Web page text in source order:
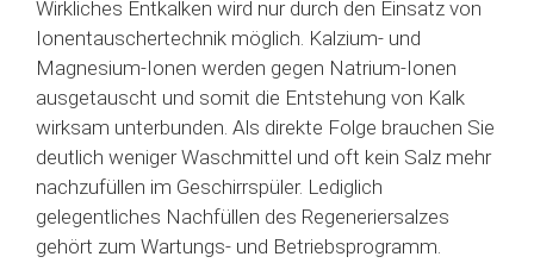
Wirkliches Entkalken wird nur durch den Einsatz von
Ionentauschertechnik möglich. Kalzium- und
Magnesium-Ionen werden gegen Natrium-Ionen
ausgetauscht und somit die Entstehung von Kalk
wirksam unterbunden. Als direkte Folge brauchen Sie
deutlich weniger Waschmittel und oft kein Salz mehr
nachzufüllen im Geschirrspüler. Lediglich
gelegentliches Nachfüllen des Regeneriersalzes
gehört zum Wartungs- und Betriebsprogramm.